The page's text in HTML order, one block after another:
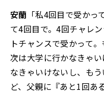
安蘭 「私4回目で受か
て4回目で。4回チャレ
トチャンスで受かって
次は大学に行かなきゃ
なきゃいけないし、も
ど、父親に『あと1回あ